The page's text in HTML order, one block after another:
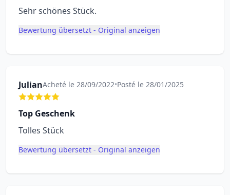
Sehr schönes Stück.
Bewertung übersetzt - Original anzeigen
JulianAcheté le 28/09/2022•Posté le 28/01/2025
Top Geschenk
Tolles Stück
Bewertung übersetzt - Original anzeigen